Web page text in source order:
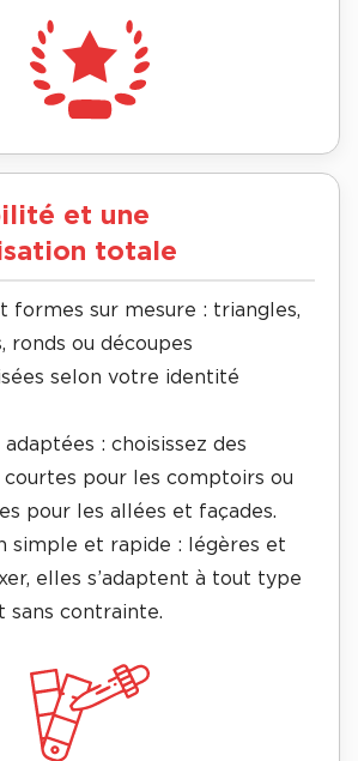
et une
totale
formes sur mesure : triangles,
ronds ou découpes
selon votre identité
adaptées : choisissez des
courtes pour les comptoirs ou
pour les allées et façades.
simple et rapide : légères et
elles s’adaptent à tout type
sans contrainte.